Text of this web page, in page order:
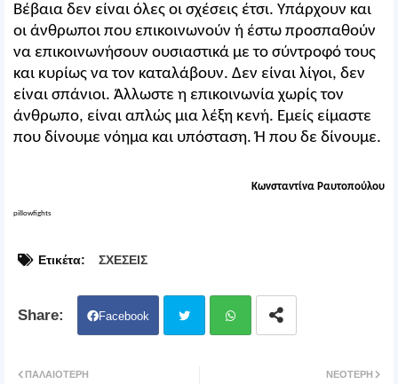
Βέβαια δεν είναι όλες οι σχέσεις έτσι. Υπάρχουν και
οι άνθρωποι που επικοινωνούν ή έστω προσπαθούν
να επικοινωνήσουν ουσιαστικά με το σύντροφό τους
και κυρίως να τον καταλάβουν. Δεν είναι λίγοι, δεν
είναι σπάνιοι. Άλλωστε η επικοινωνία χωρίς τον
άνθρωπο, είναι απλώς μια λέξη κενή. Εμείς είμαστε
που δίνουμε νόημα και υπόσταση. Ή που δε δίνουμε.
Κωνσταντίνα Ραυτοπούλου
pillowfights
Ετικέτα: ΣΧΕΣΕΙΣ
Facebook
ΝΕΌΤΕΡΗ
ΠΑΛΑΙΌΤΕΡΗ